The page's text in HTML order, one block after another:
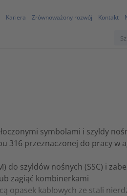
Kariera Zrównoważony rozwój Kontakt
symbolami i szyldy
316 przeznaczonej do pracy w
do szyldów nośnych (SSC) i
zagiąć kombinerkami
opasek kablowych ze stali